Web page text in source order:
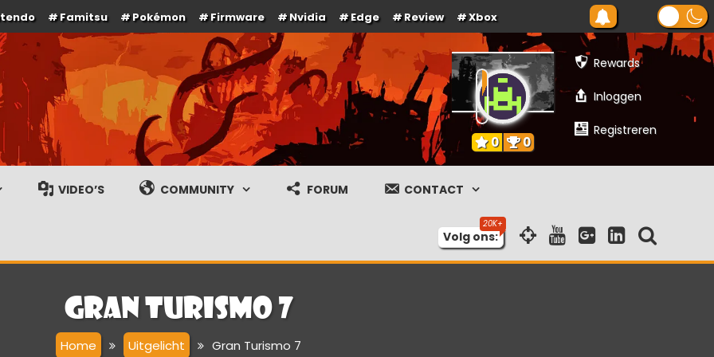
Famitsu Pokémon Firmware Nvidia Edge Review Xbox
gameplay streams
Rewards
Inloggen
Registreren
0 0
VIDEO’S COMMUNITY FORUM CONTACT
Volg ons:
Gran Turismo 7
Home Uitgelicht Gran Turismo 7